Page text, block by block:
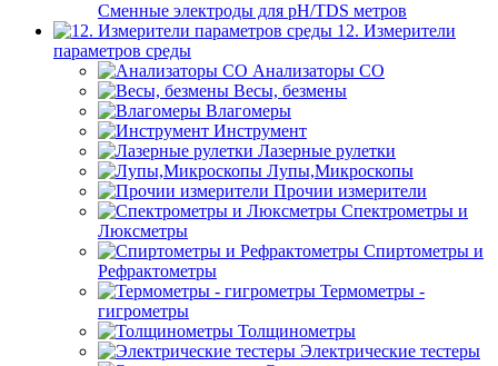
Сменные электроды для pH/TDS метров
12. Измерители
параметров среды
Анализаторы CO
Весы, безмены
Влагомеры
Инструмент
Лазерные рулетки
Лупы,Микроскопы
Прочии измерители
Спектрометры и
Люксметры
Спиртометры и
Рефрактометры
Термометры -
гигрометры
Толщинометры
Электрические тестеры